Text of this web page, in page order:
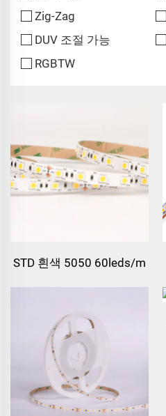
Zig-Zag
DUV 조절 가능
RGBTW
STD 흰색 5050 60leds/m
LED 스트립 라이트